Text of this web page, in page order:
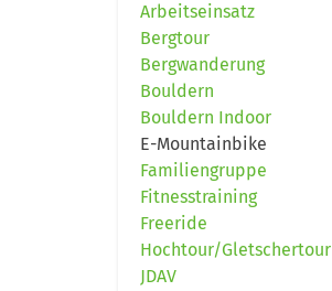
Arbeitseinsatz
Bergtour
Bergwanderung
Bouldern
Bouldern Indoor
E-Mountainbike
Familiengruppe
Fitnesstraining
Freeride
Hochtour/Gletschertour
JDAV